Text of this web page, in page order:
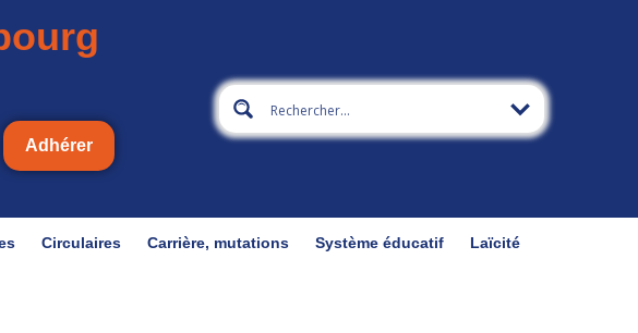
Adhérer
Circulaires Carrière, mutations Système éducatif Laïcité